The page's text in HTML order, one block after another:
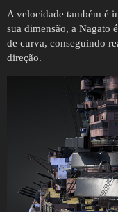
A velocidade também é
sua dimensão, a Nagato
de curva, conseguindo
direção.